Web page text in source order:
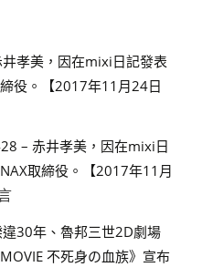
孝美，因在mixi日記發表
役。【2017年11月24日
– 赤井孝美，因在mixi日
取締役。【2017年11月
30年、魯邦三世2D劇場
不死身の血族》宣布